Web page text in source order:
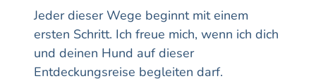
Jeder dieser Wege beginnt mit einem
ersten Schritt. Ich freue mich, wenn ich dich
und deinen Hund auf dieser
Entdeckungsreise begleiten darf.